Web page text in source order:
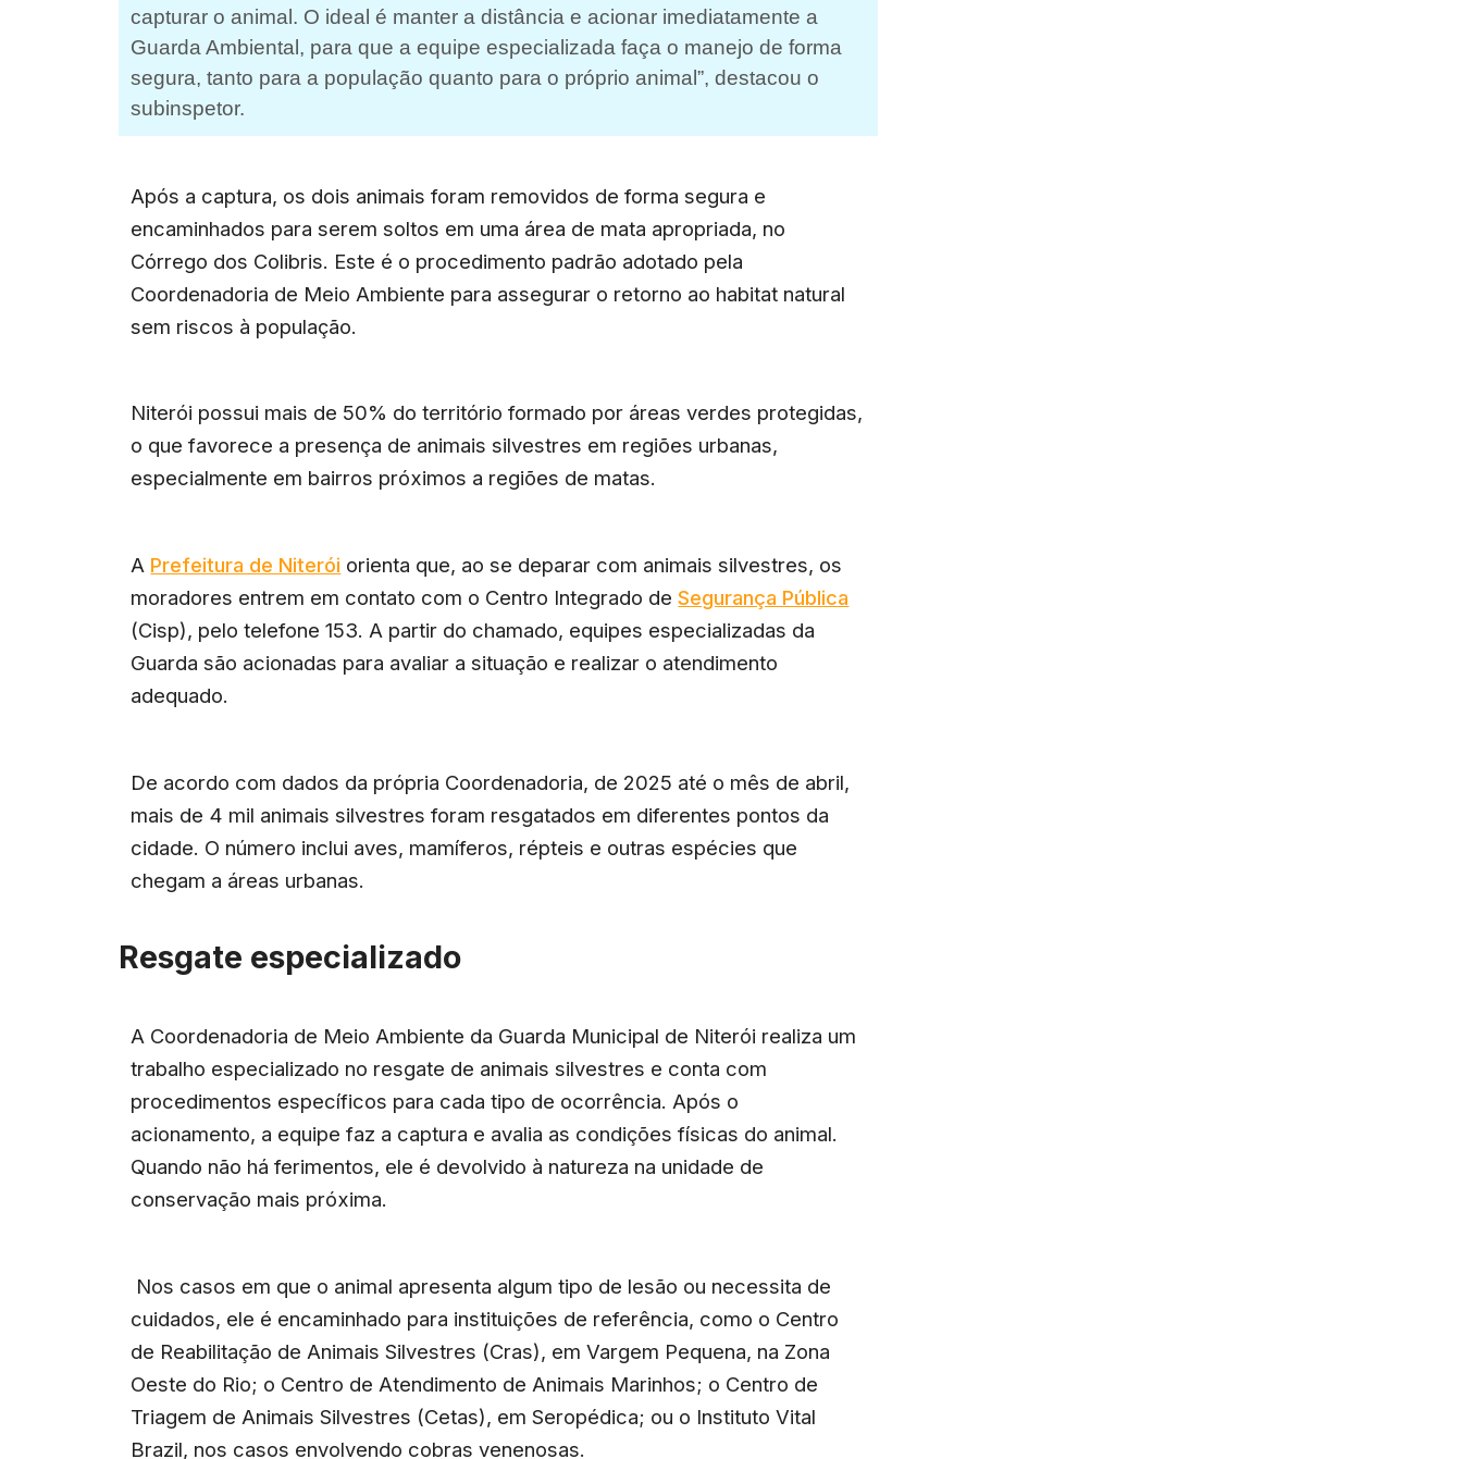
capturar o animal. O ideal é manter a distância e acionar imediatamente a
Guarda Ambiental, para que a equipe especializada faça o manejo de forma
segura, tanto para a população quanto para o próprio animal”, destacou o
subinspetor.
Após a captura, os dois animais foram removidos de forma segura e
encaminhados para serem soltos em uma área de mata apropriada, no
Córrego dos Colibris. Este é o procedimento padrão adotado pela
Coordenadoria de Meio Ambiente para assegurar o retorno ao habitat natural
sem riscos à população.
Niterói possui mais de 50% do território formado por áreas verdes protegidas,
o que favorece a presença de animais silvestres em regiões urbanas,
especialmente em bairros próximos a regiões de matas.
A Prefeitura de Niterói orienta que, ao se deparar com animais silvestres, os
moradores entrem em contato com o Centro Integrado deSegurança Pública
(Cisp), pelo telefone 153. A partir do chamado, equipes especializadas da
Guarda são acionadas para avaliar a situação e realizar o atendimento
adequado.
De acordo com dados da própria Coordenadoria, de 2025 até o mês de abril,
mais de 4 mil animais silvestres foram resgatados em diferentes pontos da
cidade. O número inclui aves, mamíferos, répteis e outras espécies que
chegam a áreas urbanas.
Resgate especializado
A Coordenadoria de Meio Ambiente da Guarda Municipal de Niterói realiza um
trabalho especializado no resgate de animais silvestres e conta com
procedimentos específicos para cada tipo de ocorrência. Após o
acionamento, a equipe faz a captura e avalia as condições físicas do animal.
Quando não há ferimentos, ele é devolvido à natureza na unidade de
conservação mais próxima.
Nos casos em que o animal apresenta algum tipo de lesão ou necessita de
cuidados, ele é encaminhado para instituições de referência, como o Centro
de Reabilitação de Animais Silvestres (Cras), em Vargem Pequena, na Zona
Oeste do Rio; o Centro de Atendimento de Animais Marinhos; o Centro de
Triagem de Animais Silvestres (Cetas), em Seropédica; ou o Instituto Vital
Brazil, nos casos envolvendo cobras venenosas.